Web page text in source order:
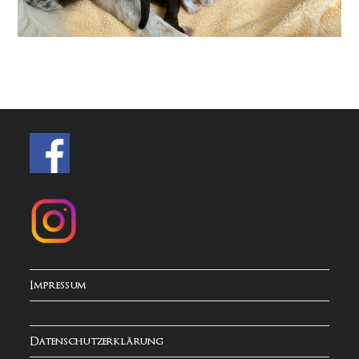
Impressum
Datenschutzerklärung